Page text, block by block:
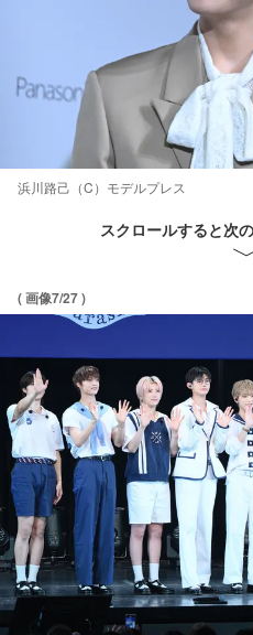
浜川路己（C）モデルプレス
スクロールすると次
( 画像7/27 )